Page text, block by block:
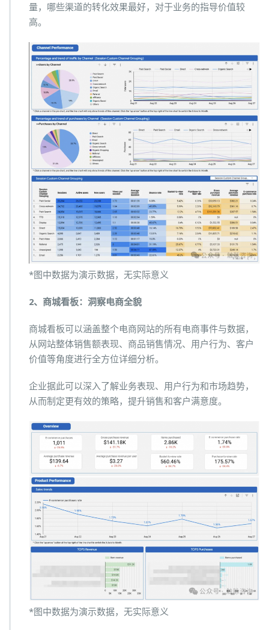
量，哪些渠道的转化效果最好，对于业务的指导价值较
高。
*图中数据为演示数据，无实际意义
2、商城看板：洞察电商全貌
商城看板可以涵盖整个电商网站的所有电商事件与数据，
从网站整体销售额表现、商品销售情况、用户行为、客户
价值等角度进行全方位详细分析。
企业据此可以深入了解业务表现、用户行为和市场趋势，
从而制定更有效的策略，提升销售和客户满意度。
*图中数据为演示数据，无实际意义